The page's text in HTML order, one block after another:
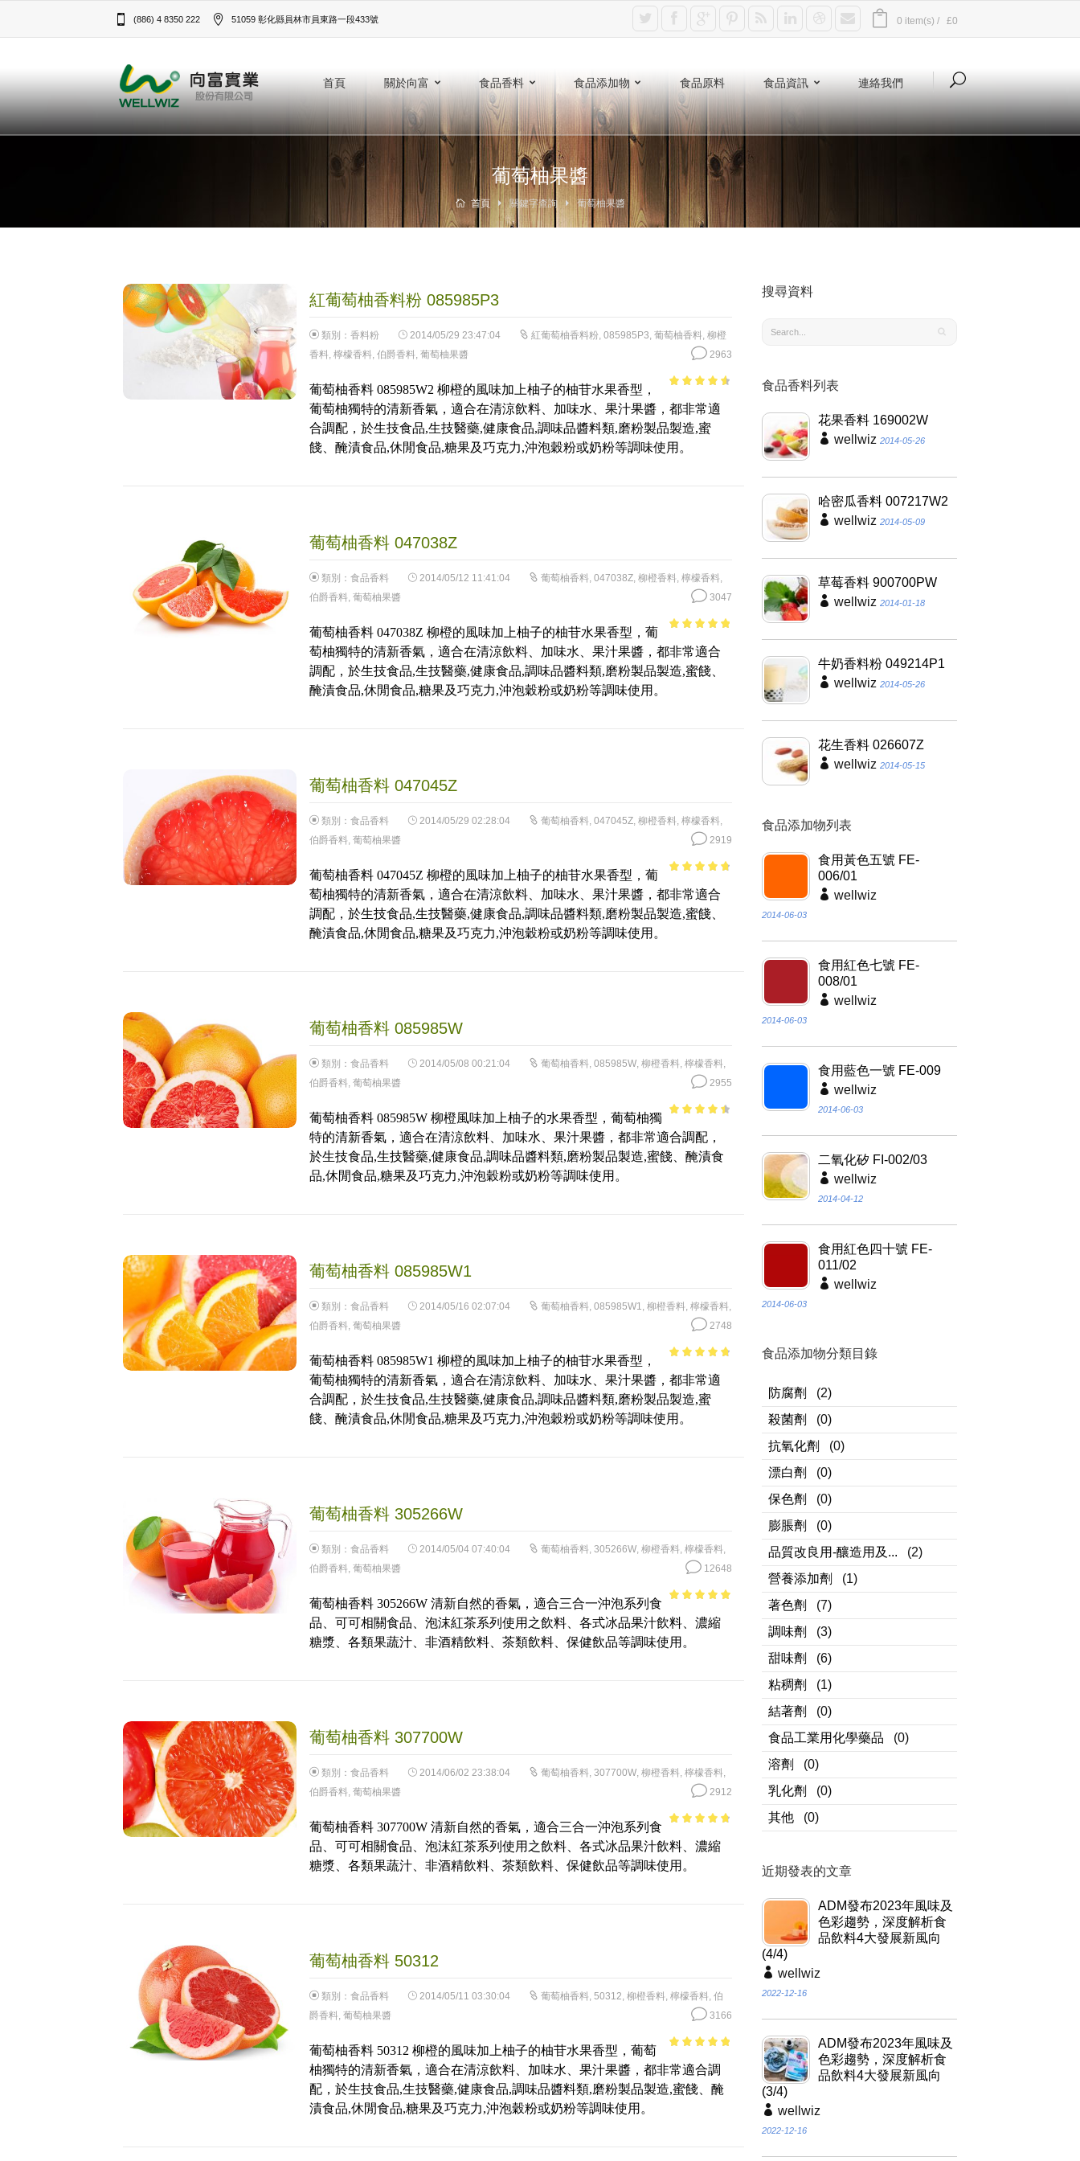
(886) 4 8350 222 51059 彰化縣員林市員東路一段433號‎ 0 item(s) / £0
首頁 關於向富 食品香料 食品添加物 食品原料 食品資訊 連絡我們
葡萄柚果醬
首頁 關鍵字查詢 葡萄柚果醬
紅葡萄柚香料粉 085985P3
類別： 香料粉 2014/05/29 23:47:04 紅葡萄柚香料粉, 085985P3, 葡萄柚香料, 柳橙
香料, 檸檬香料, 伯爵香料, 葡萄柚果醬 2963
of 5
葡萄柚香料 085985W2 柳橙的風味加上柚子的柚苷水果香型，
葡萄柚獨特的清新香氣，適合在清涼飲料、加味水、果汁果醬，都非常適
合調配，於生技食品,生技醫藥,健康食品,調味品醬料類,磨粉製品製造,蜜
餞、醃漬食品,休閒食品,糖果及巧克力,沖泡穀粉或奶粉等調味使用。
葡萄柚香料 047038Z
類別： 食品香料 2014/05/12 11:41:04 葡萄柚香料, 047038Z, 柳橙香料, 檸檬香料,
伯爵香料, 葡萄柚果醬 3047
5
葡萄柚香料 047038Z 柳橙的風味加上柚子的柚苷水果香型，葡
萄柚獨特的清新香氣，適合在清涼飲料、加味水、果汁果醬，都非常適合
調配，於生技食品,生技醫藥,健康食品,調味品醬料類,磨粉製品製造,蜜餞、
醃漬食品,休閒食品,糖果及巧克力,沖泡穀粉或奶粉等調味使用。
葡萄柚香料 047045Z
類別： 食品香料 2014/05/29 02:28:04 葡萄柚香料, 047045Z, 柳橙香料, 檸檬香料,
伯爵香料, 葡萄柚果醬 2919
5
葡萄柚香料 047045Z 柳橙的風味加上柚子的柚苷水果香型，葡
萄柚獨特的清新香氣，適合在清涼飲料、加味水、果汁果醬，都非常適合
調配，於生技食品,生技醫藥,健康食品,調味品醬料類,磨粉製品製造,蜜餞、
醃漬食品,休閒食品,糖果及巧克力,沖泡穀粉或奶粉等調味使用。
葡萄柚香料 085985W
類別： 食品香料 2014/05/08 00:21:04 葡萄柚香料, 085985W, 柳橙香料, 檸檬香料,
伯爵香料, 葡萄柚果醬 2955
of 5
葡萄柚香料 085985W 柳橙風味加上柚子的水果香型，葡萄柚獨
特的清新香氣，適合在清涼飲料、加味水、果汁果醬，都非常適合調配，
於生技食品,生技醫藥,健康食品,調味品醬料類,磨粉製品製造,蜜餞、醃漬食
品,休閒食品,糖果及巧克力,沖泡穀粉或奶粉等調味使用。
葡萄柚香料 085985W1
類別： 食品香料 2014/05/16 02:07:04 葡萄柚香料, 085985W1, 柳橙香料, 檸檬香料,
伯爵香料, 葡萄柚果醬 2748
5
葡萄柚香料 085985W1 柳橙的風味加上柚子的柚苷水果香型，
葡萄柚獨特的清新香氣，適合在清涼飲料、加味水、果汁果醬，都非常適
合調配，於生技食品,生技醫藥,健康食品,調味品醬料類,磨粉製品製造,蜜
餞、醃漬食品,休閒食品,糖果及巧克力,沖泡穀粉或奶粉等調味使用。
葡萄柚香料 305266W
類別： 食品香料 2014/05/04 07:40:04 葡萄柚香料, 305266W, 柳橙香料, 檸檬香料,
伯爵香料, 葡萄柚果醬 12648
5
葡萄柚香料 305266W 清新自然的香氣，適合三合一沖泡系列食
品、可可相關食品、泡沫紅茶系列使用之飲料、各式冰品果汁飲料、濃縮
糖漿、各類果蔬汁、非酒精飲料、茶類飲料、保健飲品等調味使用。
葡萄柚香料 307700W
類別： 食品香料 2014/06/02 23:38:04 葡萄柚香料, 307700W, 柳橙香料, 檸檬香料,
伯爵香料, 葡萄柚果醬 2912
5
葡萄柚香料 307700W 清新自然的香氣，適合三合一沖泡系列食
品、可可相關食品、泡沫紅茶系列使用之飲料、各式冰品果汁飲料、濃縮
糖漿、各類果蔬汁、非酒精飲料、茶類飲料、保健飲品等調味使用。
葡萄柚香料 50312
類別： 食品香料 2014/05/11 03:30:04 葡萄柚香料, 50312, 柳橙香料, 檸檬香料, 伯
爵香料, 葡萄柚果醬 3166
5
葡萄柚香料 50312 柳橙的風味加上柚子的柚苷水果香型，葡萄
柚獨特的清新香氣，適合在清涼飲料、加味水、果汁果醬，都非常適合調
配，於生技食品,生技醫藥,健康食品,調味品醬料類,磨粉製品製造,蜜餞、醃
漬食品,休閒食品,糖果及巧克力,沖泡穀粉或奶粉等調味使用。
搜尋資料
食品香料列表
花果香料 169002W
wellwiz 2014-05-26
哈密瓜香料 007217W2
wellwiz 2014-05-09
草莓香料 900700PW
wellwiz 2014-01-18
牛奶香料粉 049214P1
wellwiz 2014-05-26
花生香料 026607Z
wellwiz 2014-05-15
食品添加物列表
食用黃色五號 FE-
006/01
wellwiz
2014-06-03
食用紅色七號 FE-
008/01
wellwiz
2014-06-03
食用藍色一號 FE-009
wellwiz
2014-06-03
二氧化矽 FI-002/03
wellwiz
2014-04-12
食用紅色四十號 FE-
011/02
wellwiz
2014-06-03
食品添加物分類目錄
防腐劑
(2)
殺菌劑
(0)
抗氧化劑
(0)
漂白劑
(0)
保色劑
(0)
膨脹劑
(0)
品質改良用-釀造用及...
(2)
營養添加劑
(1)
著色劑
(7)
調味劑
(3)
甜味劑
(6)
粘稠劑
(1)
結著劑
(0)
食品工業用化學藥品
(0)
溶劑
(0)
乳化劑
(0)
其他
(0)
近期發表的文章
ADM發布2023年風味及
色彩趨勢，深度解析食
品飲料4大發展新風向
(4/4)
wellwiz
2022-12-16
ADM發布2023年風味及
色彩趨勢，深度解析食
品飲料4大發展新風向
(3/4)
wellwiz
2022-12-16